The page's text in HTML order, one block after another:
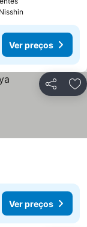
Ver preços
Partilhar
Ver preços